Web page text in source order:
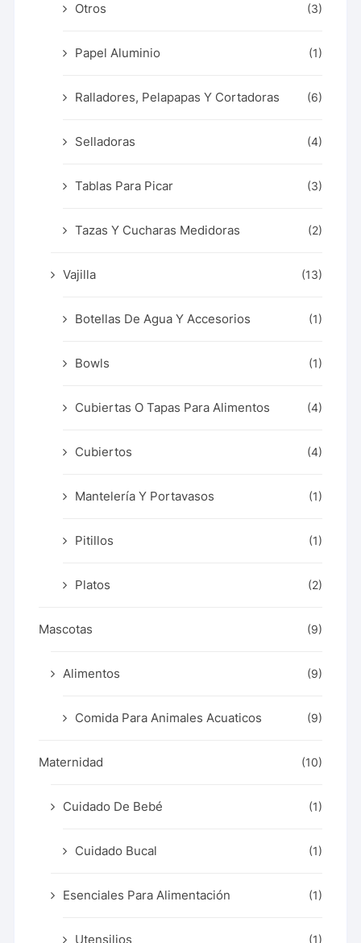
Otros (3)
Papel Aluminio (1)
Ralladores, Pelapapas Y Cortadoras (6)
Selladoras (4)
Tablas Para Picar (3)
Tazas Y Cucharas Medidoras (2)
Vajilla (13)
Botellas De Agua Y Accesorios (1)
Bowls (1)
Cubiertas O Tapas Para Alimentos (4)
Cubiertos (4)
Mantelería Y Portavasos (1)
Pitillos (1)
Platos (2)
Mascotas (9)
Alimentos (9)
Comida Para Animales Acuaticos (9)
Maternidad (10)
Cuidado De Bebé (1)
Cuidado Bucal (1)
Esenciales Para Alimentación (1)
Utensilios (1)